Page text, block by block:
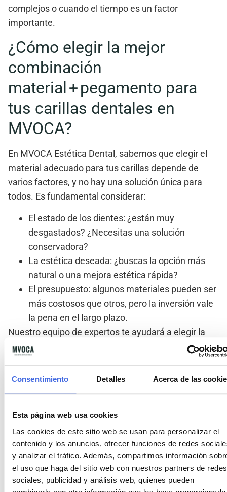
Consentimiento Detalles Acerca de las
Esta página web usa cookies
Las cookies de este sitio web se usan para personalizar el
contenido y los anuncios, ofrecer funciones de redes
y analizar el tráfico. Además, compartimos información
el uso que haga del sitio web con nuestros partners de redes
sociales, publicidad y análisis web, quienes pueden
complejos o cuando el tiempo es un factor
importante.
¿Cómo elegir la mejor
combinación
material + pegamento para
tus carillas dentales en
MVOCA?
En MVOCA Estética Dental , sabemos que elegir el
material adecuado para tus carillas depende de
varios factores, y no hay una solución única para
todos. Es fundamental considerar:
El estado de los dientes: ¿están muy
desgastados? ¿Necesitas una solución
conservadora?
La estética deseada: ¿buscas la opción más
natural o una mejora estética rápida?
El presupuesto: algunos materiales pueden ser
más costosos que otros, pero la inversión vale
la pena en el largo plazo.
Nuestro equipo de expertos te ayudará a elegir la
combinación perfecta de material y adhesivo,
Ventajas clave de elegir un
carillas dentales
Elegir la opción adecuada para tus carillas dentales
ofrece numerosas ventajas:
Estética: cada tipo de carilla mejora la